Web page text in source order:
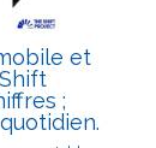
et
;